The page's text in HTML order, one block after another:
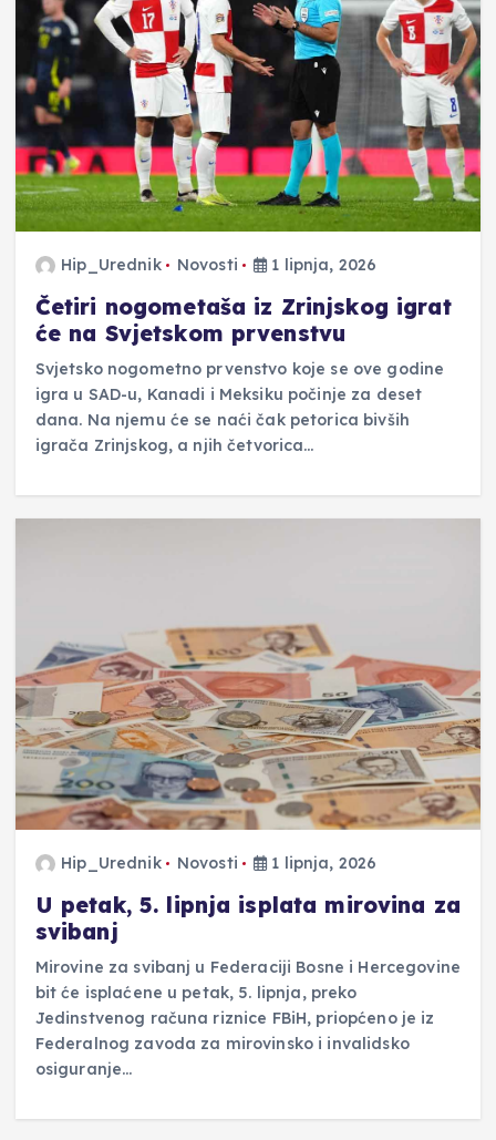
Hip_Urednik Novosti 1 lipnja, 2026
Četiri nogometaša iz Zrinjskog igrat
će na Svjetskom prvenstvu
Svjetsko nogometno prvenstvo koje se ove godine
igra u SAD-u, Kanadi i Meksiku počinje za deset
dana. Na njemu će se naći čak petorica bivših
igrača Zrinjskog, a njih četvorica…
Hip_Urednik Novosti 1 lipnja, 2026
U petak, 5. lipnja isplata mirovina za
svibanj
Mirovine za svibanj u Federaciji Bosne i Hercegovine
bit će isplaćene u petak, 5. lipnja, preko
Jedinstvenog računa riznice FBiH, priopćeno je iz
Federalnog zavoda za mirovinsko i invalidsko
osiguranje…